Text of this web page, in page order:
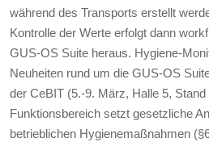
während des Transports erstellt
Kontrolle der Werte erfolgt dann
GUS-OS Suite heraus. Hygiene-
Neuheiten rund um die GUS-OS
der CeBIT (5.-9. März, Halle 5,
Funktionsbereich setzt gesetzliche
betrieblichen Hygienemaßnahmen